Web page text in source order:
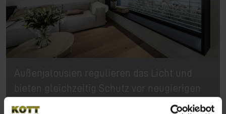
Außenjalousien regulieren das Licht und
bieten gleichzeitig Schutz vor neugierigen
Blicken, für mehr Komfort und Privatsphäre.